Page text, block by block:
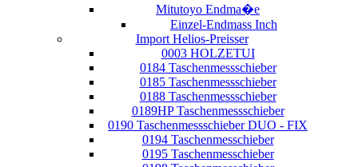
Mitutoyo Endma�e
Einzel-Endmass Inch
Import Helios-Preisser
0003 HOLZETUI
0184 Taschenmessschieber
0185 Taschenmessschieber
0188 Taschenmessschieber
0189HP Taschenmessschieber
0190 Taschenmessschieber DUO - FIX
0194 Taschenmesschieber
0195 Taschenmesschieber